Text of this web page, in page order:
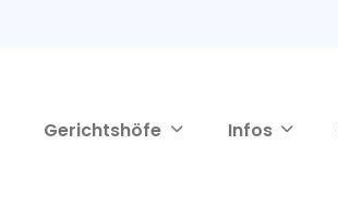
Gerichtshöfe Infos